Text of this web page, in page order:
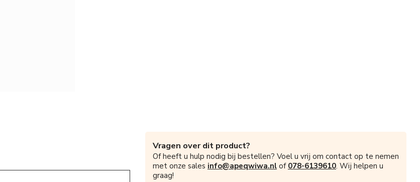
Vragen over dit product?
Of heeft u hulp nodig bij bestellen? Voel u vrij om contact op te nemen
met onze sales info@apeqwiwa.nl of 078-6139610. Wij helpen u
graag!